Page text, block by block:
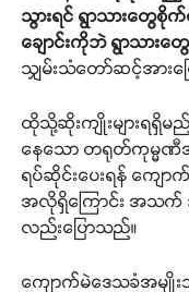
သွားရင် ရွာသားတွေ
ချောင်းကိုဘဲ ရွာသားတွ
သျှမ်းသံတော်ဆင့်အားပ
ထိုသို့ဆိုးကျိုးများရရှိမ
နေသော တရုတ်ကုမ္မဏီအ
ရပ်ဆိုင်းပေးရန် ကျ
အလိုရှိကြောင်း အသက်
လည်းပြောသည်။
ကျောက်မဲဒေသခံအမျို